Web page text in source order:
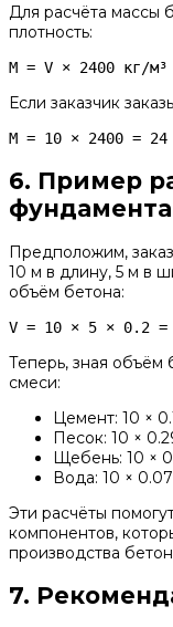
Для расчёта массы
плотность:
M = V × 2400 кг/м³
Если заказчик
M = 10 × 2400 =
6. Пример
фундамента
Предположим,
10 м в длину, 5 м в
объём бетона:
V = 10 × 5 × 0.2 =
Теперь, зная объём
смеси:
Цемент: 10 ×
Песок: 10 ×
Щебень: 10 ×
Вода: 10 ×
Эти расчёты
компонентов,
производства
7.